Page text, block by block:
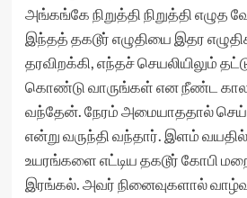
அங்கங்கே நிறுத்தி நிறுத்தி எழுத
இந்தத் தகடூர் எழுதியை இதர
தரவிறக்கி, எந்தச் செயலியிலும்
கொண்டு வாருங்கள் என நீண்ட
வந்தேன். நேரம் அமையாததால்
என்று வருந்தி வந்தார். இளம் வயதில்
உயரங்களை எட்டிய தகடூர் கோபி
இரங்கல். அவர் நினைவுகளால்